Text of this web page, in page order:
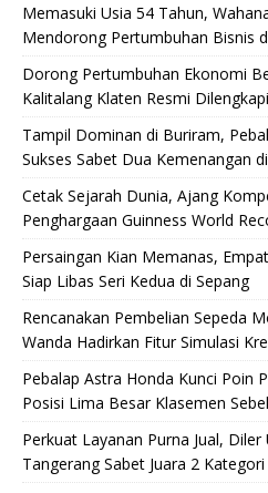
Memasuki Usia 54 Tahun,
Mendorong Pertumbuhan Bisnis
Dorong Pertumbuhan Ekonomi
Kalitalang Klaten Resmi
Tampil Dominan di Buriram,
Sukses Sabet Dua Kemenangan
Cetak Sejarah Dunia, Ajang
Penghargaan Guinness World
Persaingan Kian Memanas,
Siap Libas Seri Kedua di Sepang
Rencanakan Pembelian Sepeda
Wanda Hadirkan Fitur Simulasi
Pebalap Astra Honda Kunci Poin
Posisi Lima Besar Klasemen
Perkuat Layanan Purna Jual,
Tangerang Sabet Juara 2